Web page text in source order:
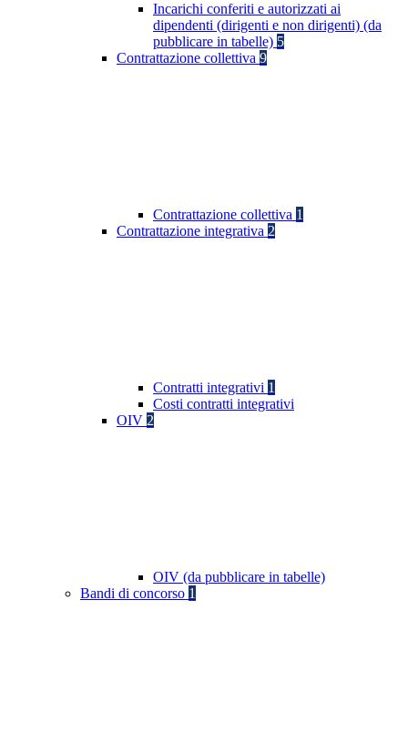
Incarichi conferiti e autorizzati ai
dipendenti (dirigenti e non dirigenti) (da
pubblicare in tabelle) 5
Contrattazione collettiva 9
Contrattazione collettiva 1
Contrattazione integrativa 2
Contratti integrativi 1
Costi contratti integrativi
OIV 2
OIV (da pubblicare in tabelle)
Bandi di concorso 1